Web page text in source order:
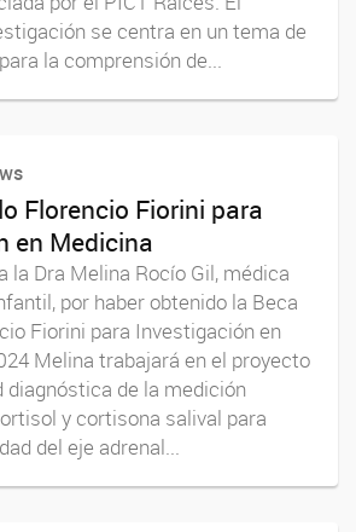
se centra en un tema de
la comprensión de...
Florencio Fiorini para
en Medicina
la Dra Melina Rocío Gil, médica
por haber obtenido la Beca
Fiorini para Investigación en
Melina trabajará en el proyecto
diagnóstica de la medición
y cortisona salival para
del eje adrenal...